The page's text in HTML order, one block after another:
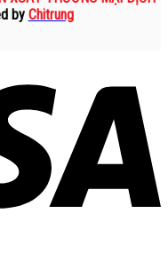
by Chitrung